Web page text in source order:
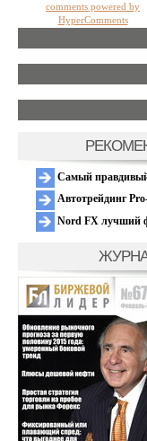
comments powered by
HyperComments
Самый правдивый
Автотрейдинг
Nord FX лучший